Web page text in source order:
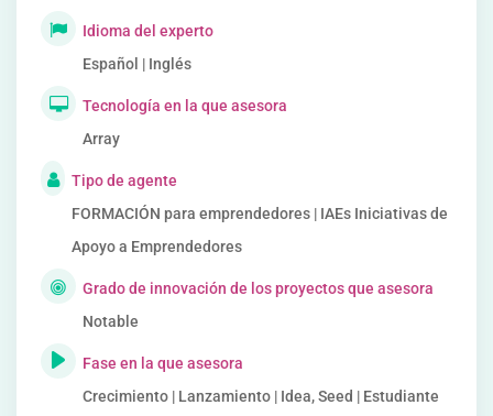
Idioma del experto
Español | Inglés
Tecnología en la que asesora
Array
Tipo de agente
FORMACIÓN para emprendedores | IAEs Iniciativas de
Apoyo a Emprendedores
Grado de innovación de los proyectos que asesora
Notable
Fase en la que asesora
Crecimiento | Lanzamiento | Idea, Seed | Estudiante